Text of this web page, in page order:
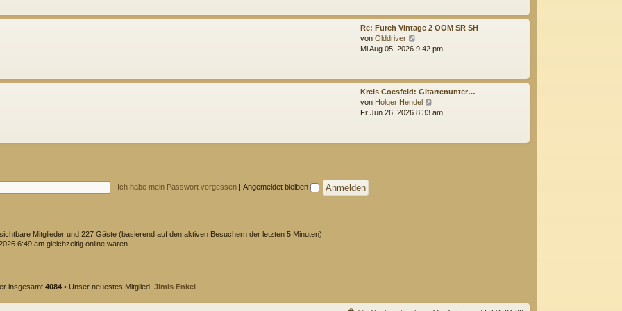
s
t
r
i
t
r
a
Re: Furch Vintage 2 OOM SR SH
von Olddriver
e
s
e
r
i
Mi Aug 05, 2026 9:42 pm
Kreis Coesfeld: Gitarrenunter…
von Holger Hendel
e
s
Fr Jun 26, 2026 8:33 am
Ich habe mein Passwort vergessen | Angemeldet bleiben
Mitglieder und 227 Gäste (basierend auf den aktiven Besuchern der letzten 5 Minuten)
6:49 am gleichzeitig online waren.
insgesamt 4084 • Unser neuestes Mitglied: Jimis Enkel